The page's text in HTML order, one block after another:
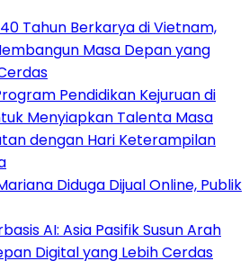
Tahun Berkarya di Vietnam,
Masa Depan yang
Pendidikan Kejuruan di
Menyiapkan Talenta Masa
dengan Hari Keterampilan
Diduga Dijual Online, Publik
AI: Asia Pasifik Susun Arah
Digital yang Lebih Cerdas